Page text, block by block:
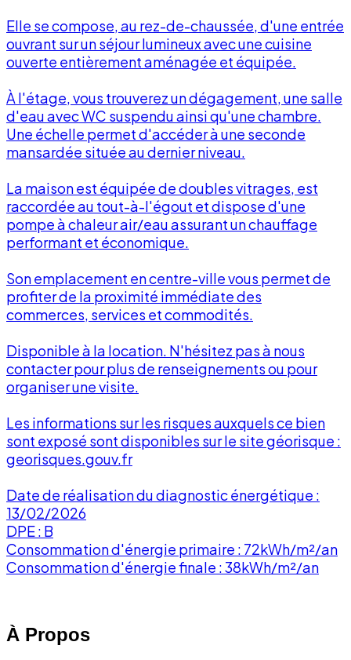
Elle se compose, au rez-de-chaussée, d'une entrée
ouvrant sur un séjour lumineux avec une cuisine
ouverte entièrement aménagée et équipée.
À l'étage, vous trouverez un dégagement, une salle
d'eau avec WC suspendu ainsi qu'une chambre.
Une échelle permet d'accéder à une seconde
mansardée située au dernier niveau.
La maison est équipée de doubles vitrages, est
raccordée au tout-à-l'égout et dispose d'une
pompe à chaleur air/eau assurant un chauffage
performant et économique.
Son emplacement en centre-ville vous permet de
profiter de la proximité immédiate des
commerces, services et commodités.
Disponible à la location. N'hésitez pas à nous
contacter pour plus de renseignements ou pour
organiser une visite.
Les informations sur les risques auxquels ce bien
sont exposé sont disponibles sur le site géorisque :
georisques.gouv.fr
Date de réalisation du diagnostic énergétique :
13/02/2026
DPE : B
Consommation d'énergie primaire : 72kWh/m²/an
Consommation d'énergie finale : 38kWh/m²/an
À Propos